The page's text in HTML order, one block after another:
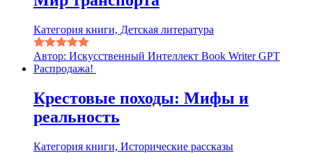
Категория книги, Детская литература
Автор: Искусственный Интеллект Book Writer GPT
Распродажа!
Крестовые походы: Мифы и
реальность
Категория книги, Исторические рассказы